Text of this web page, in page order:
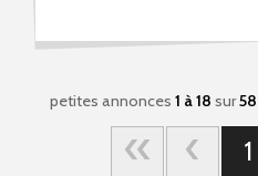
petites annonces 1 à 18 sur
1